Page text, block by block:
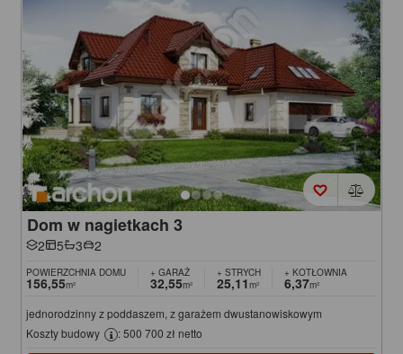
Dom w nagietkach 3
2 5 3 2
POWIERZCHNIA DOMU
156,55m²
+ GARAŻ
32,55m²
+ STRYCH
25,11m²
+ KOTŁOWNIA
6,37m²
jednorodzinny z poddaszem, z garażem dwustanowiskowym
Koszty budowy
: 500 700 zł netto